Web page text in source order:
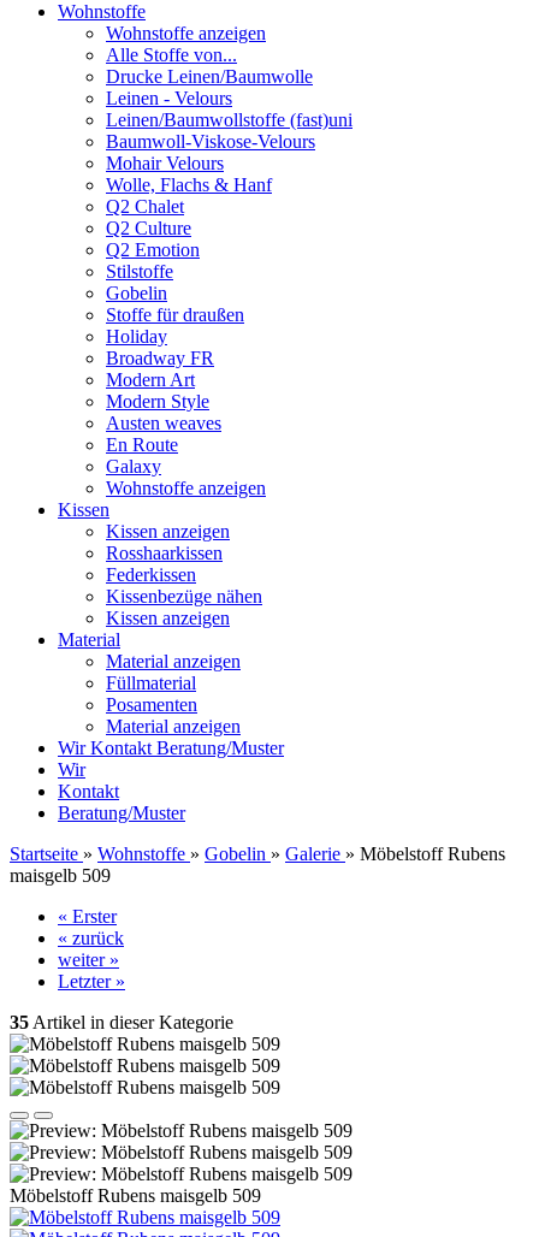
Wohnstoffe
Wohnstoffe anzeigen
Alle Stoffe von...
Drucke Leinen/Baumwolle
Leinen - Velours
Leinen/Baumwollstoffe (fast)uni
Baumwoll-Viskose-Velours
Mohair Velours
Wolle, Flachs & Hanf
Q2 Chalet
Q2 Culture
Q2 Emotion
Stilstoffe
Gobelin
Stoffe für draußen
Holiday
Broadway FR
Modern Art
Modern Style
Austen weaves
En Route
Galaxy
Wohnstoffe anzeigen
Kissen
Kissen anzeigen
Rosshaarkissen
Federkissen
Kissenbezüge nähen
Kissen anzeigen
Material
Material anzeigen
Füllmaterial
Posamenten
Material anzeigen
WirKontakt Beratung/Muster
Wir
Kontakt
Beratung/Muster
Startseite » Wohnstoffe » Gobelin » Galerie » Möbelstoff Rubens
maisgelb 509
« Erster
« zurück
weiter »
Letzter »
35 Artikel in dieser Kategorie
Möbelstoff Rubens maisgelb 509